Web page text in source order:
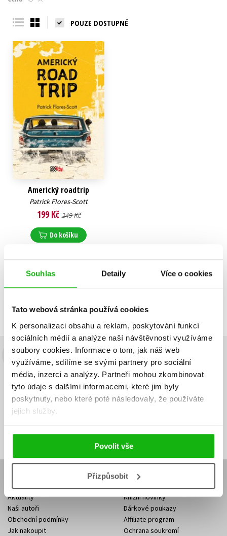
Souhlas Detaily Více o cookies
Tato webová stránka používá cookies
K personalizaci obsahu a reklam, poskytování funkcí
sociálních médií a analýze naší návštěvnosti využíváme
soubory cookies. Informace o tom, jak náš web
využíváme, sdílíme se svými partnery pro sociální
média, inzerci a analýzy. Partneři mohou zkombinovat
tyto údaje s dalšími informacemi, které jim byly
poskytnuty, nebo které poté následovaly, že používáte
jejich služby.
Povolit vše
Přizpůsobit
Young adult (SK)
POUZE DOSTUPNÉ
Americký roadtrip
Patrick Flores-Scott
199 Kč 249 Kč
Do košíku
Zobrazuji 1 až 1 z celkem 1 záznamů
Předchozí 1 Další
Budete to vědět jako první!
Zajímá Vás, jaký knižní hit právě vychází, na jaké zboží je výhodná
sleva, jaká běží soutěž o ceny? Přihlášením k odběru našich e-
mailových novineksouhlasíte se zpracováním osobních údajů.
mailová
adresa
mailová
adresa
Vaše e-mailová adresa Přihlásit se
Aktuality
Naši autoři
Obchodní podmínky
Jak nakoupit
Knižní novinky
Dárkové poukazy
Affiliate program
Ochrana soukromí